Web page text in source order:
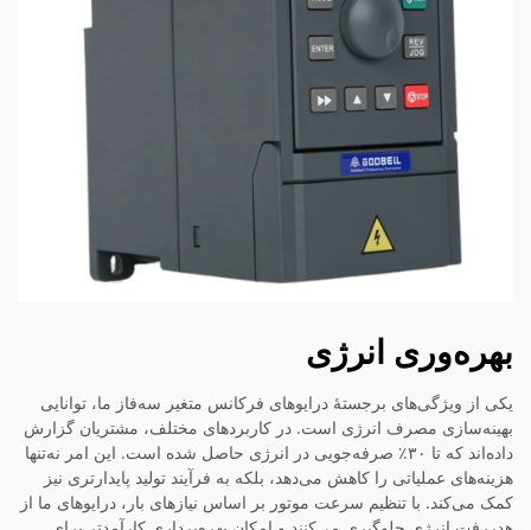
بهره‌وری انرژی
یکی از ویژگی‌های برجستهٔ درایوهای فرکانس متغیر سه‌فاز ما، توانایی
بهینه‌سازی مصرف انرژی است. در کاربردهای مختلف، مشتریان گزارش
داده‌اند که تا ۳۰٪ صرفه‌جویی در انرژی حاصل شده است. این امر نه‌تنها
هزینه‌های عملیاتی را کاهش می‌دهد، بلکه به فرآیند تولید پایدارتری نیز
کمک می‌کند. با تنظیم سرعت موتور بر اساس نیازهای بار، درایوهای ما از